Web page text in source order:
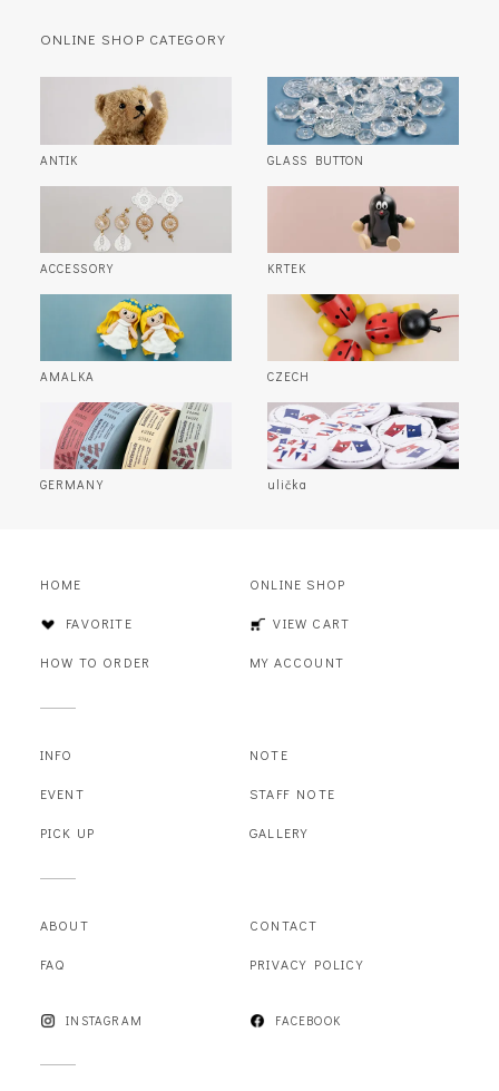
ONLINE SHOP CATEGORY
ANTIK GLASS BUTTON
ACCESSORY KRTEK
AMALKA CZECH
GERMANY ulička
HOME ONLINE SHOP
FAVORITE VIEW CART
HOW TO ORDER MY ACCOUNT
INFO NOTE
EVENT STAFF NOTE
PICK UP GALLERY
ABOUT CONTACT
FAQ PRIVACY POLICY
INSTAGRAM FACEBOOK